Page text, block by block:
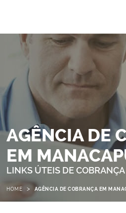
AGÊNCIA DE
EM
LINKS ÚTEIS DE COBRANÇA
HOME > AGÊNCIA DE COBRANÇA EM